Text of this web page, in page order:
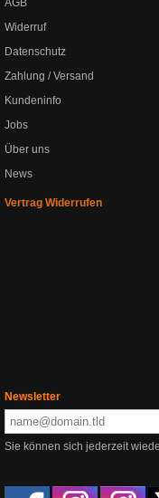
AGB
Widerruf
Datenschutz
Zahlung / Versand
Kundeninfo
Jobs
Über uns
News
Vertrag Widerrufen
Newsletter
Sie können sich jederzeit